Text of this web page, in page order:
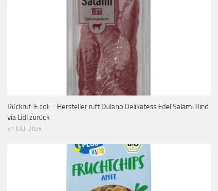
Rückruf: E.coli – Hersteller ruft Dulano Delikatess Edel Salami Rind
via Lidl zurück
31 JULI, 2026